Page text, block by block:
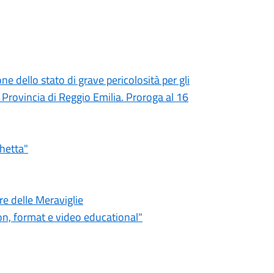
dello stato di grave pericolosità per gli
di Reggio Emilia. Proroga al 16
delle Meraviglie
format e video educational"